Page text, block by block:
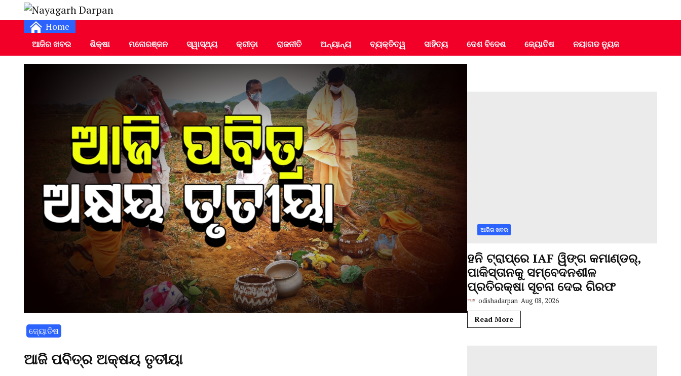
Nayagarh Darpan
Daily Odia News
Home
ଆଜିର ଖବର ଶିକ୍ଷା ମନୋରଞ୍ଜନ ସ୍ୱାସ୍ଥ୍ୟ କ୍ରୀଡ଼ା ରାଜନୀତି ଅନ୍ୟାନ୍ୟ ବ୍ୟକ୍ତିତ୍ୱ ସାହିତ୍ୟ ଦେଶ ବିଦେଶ ଜ୍ୟୋତିଷ ନୟାଗଡ ନ୍ୟୁଜ
ଜ୍ୟୋତିଷ
ଆଜି ପବିତ୍ର ଅକ୍ଷୟ ତୃତୀୟା
ଆଜିର ଖବର
ହନି ଟ୍ରାପ୍‌ରେ IAF ୱିଙ୍ଗ କମାଣ୍ଡର୍,
ପାକିସ୍ତାନକୁ ସମ୍ବେଦନଶୀଳ
ପ୍ରତିରକ୍ଷା ସୂଚନା ଦେଇ ଗିରଫ
odishadarpan Aug 08, 2026
Read More